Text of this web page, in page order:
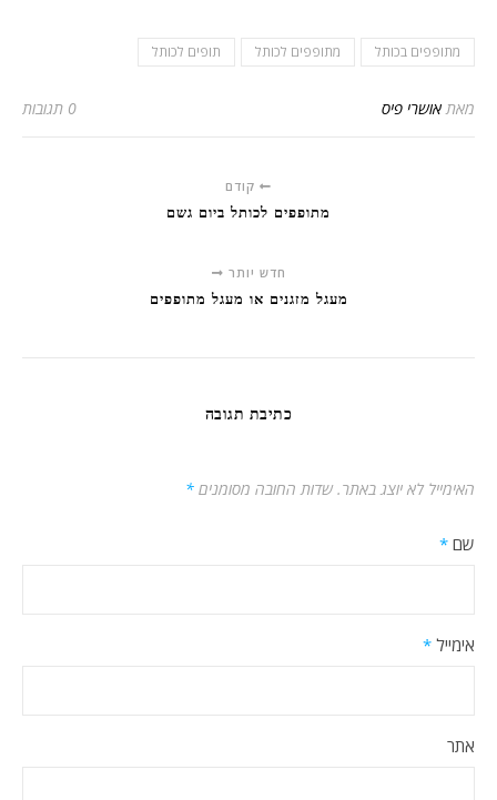
מתופפים בכותל מתופפים לכותל תופים לכותל
מאתאושרי פיס 0 תגובות
קודם
מתופפים לכותל ביום גשם
חדש יותר
מעגל מזגנים או מעגל מתופפים
כתיבת תגובה
האימייל לא יוצג באתר. שדות החובה מסומנים *
שם *
אימייל *
אתר